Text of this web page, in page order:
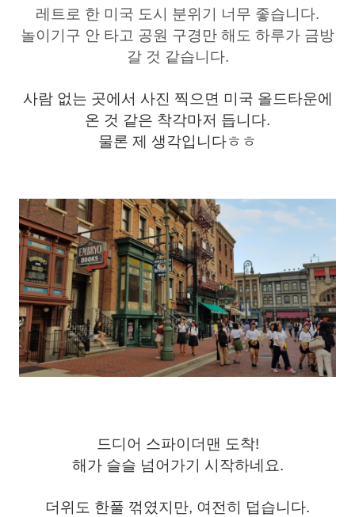
레트로 한 미국 도시 분위기 너무 좋습니다.
놀이기구 안 타고 공원 구경만 해도 하루가 금방
갈 것 같습니다.
사람 없는 곳에서 사진 찍으면 미국 올드타운에
온 것 같은 착각마저 듭니다.
물론 제 생각입니다ㅎㅎ
드디어 스파이더맨 도착!
해가 슬슬 넘어가기 시작하네요.
더위도 한풀 꺾였지만, 여전히 덥습니다.